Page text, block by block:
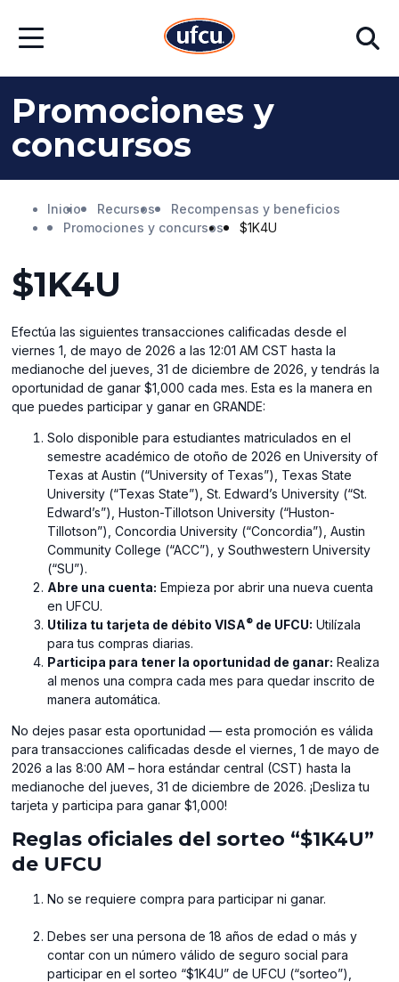
contenido
contenido
de
página
Abrir
Buscar
Promociones y
concursos
Inicio Recursos
Recompensas y beneficios
Promociones y concursos
$1K4U
$1K4U
Efectúa las siguientes transacciones calificadas desde el
viernes 1, de mayo de 2026 a las 12:01 AM CST hasta la
medianoche del jueves, 31 de diciembre de 2026, y tendrás la
oportunidad de ganar $1,000 cada mes. Esta es la manera en
que puedes participar y ganar en GRANDE:
Solo disponible para estudiantes matriculados en el
semestre académico de otoño de 2026 en University of
Texas at Austin (“University of Texas”), Texas State
University (“Texas State”), St. Edward’s University (“St.
Edward’s”), Huston-Tillotson University (“Huston-
Tillotson”), Concordia University (“Concordia”), Austin
Community College (“ACC”), y Southwestern University
(“SU”).
Abre una cuenta: Empieza por abrir una nueva cuenta
en UFCU.
Utiliza tu tarjeta de débito VISA® de UFCU: Utilízala
para tus compras diarias.
Participa para tener la oportunidad de ganar: Realiza
al menos una compra cada mes para quedar inscrito de
manera automática.
No dejes pasar esta oportunidad — esta promoción es válida
para transacciones calificadas desde el viernes, 1 de mayo de
2026 a las 8:00 AM – hora estándar central (CST) hasta la
medianoche del jueves, 31 de diciembre de 2026. ¡Desliza tu
tarjeta y participa para ganar $1,000!
Reglas oficiales del sorteo “$1K4U”
de UFCU
⁠No se requiere compra para participar ni ganar.
Debes ser una persona de 18 años de edad o más y
contar con un número válido de seguro social para
participar en el sorteo “$1K4U” de UFCU (“sorteo”),